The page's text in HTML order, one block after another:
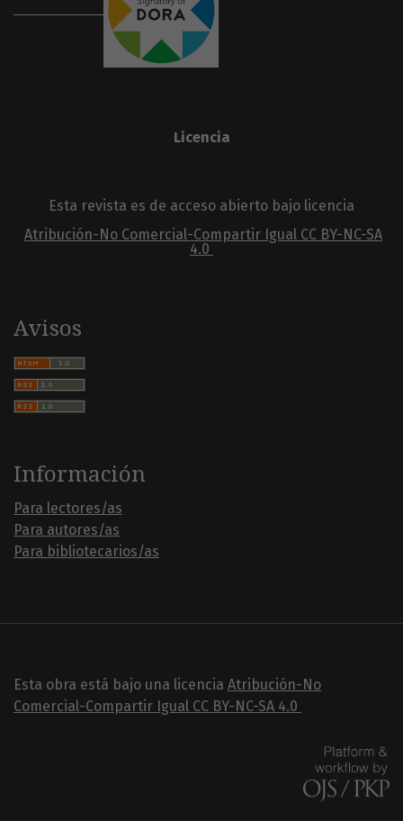
Licencia
Esta revista es de acceso abierto bajo licencia
Atribución-No Comercial-Compartir Igual CC BY-NC-SA
4.0
Avisos
Información
Para lectores/as
Para autores/as
Para bibliotecarios/as
Esta obra está bajo una licencia Atribución-No
Comercial-Compartir Igual CC BY-NC-SA 4.0